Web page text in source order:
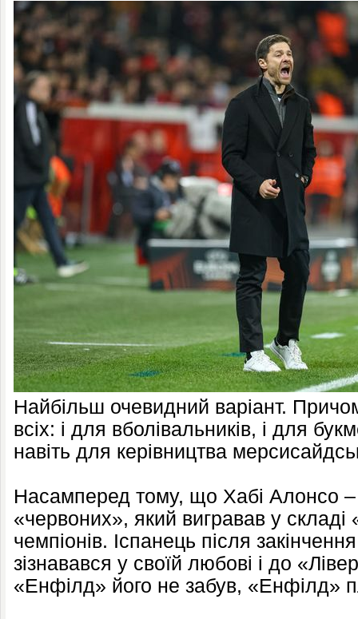
Найбільш очевидний варіант.
всіх: і для вболівальників, і для
навіть для керівництва
Насамперед тому, що Хабі Алонсо –
«червоних», який вигравав у складі
чемпіонів. Іспанець після
зізнавався у своїй любові і до
«Енфілд» його не забув, «Енфілд»